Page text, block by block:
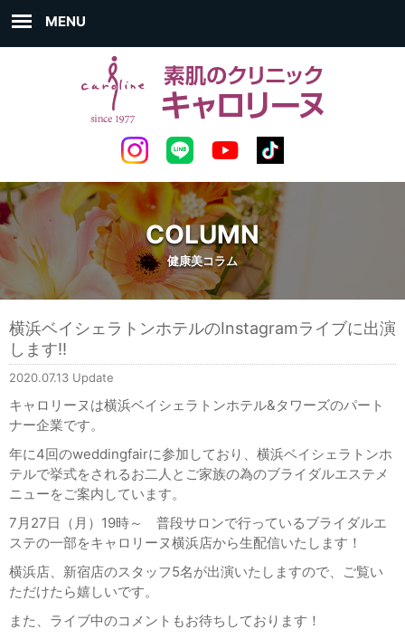
MENU
COLUMN
健康美コラム
横浜ベイシェラトンホテルのInstagramライブに出演
します‼
2020.07.13 Update
キャロリーヌは横浜ベイシェラトンホテル&タワーズのパート
ナー企業です。
年に4回のweddingfairに参加しており、横浜ベイシェラトンホ
テルで挙式をされるお二人とご家族の為のブライダルエステメ
ニューをご案内しています。
7月27日（月）19時～ 普段サロンで行っているブライダルエ
ステの一部をキャロリーヌ横浜店から生配信いたします！
横浜店、新宿店のスタッフ5名が出演いたしますので、ご覧い
ただけたら嬉しいです。
また、ライブ中のコメントもお待ちしております！